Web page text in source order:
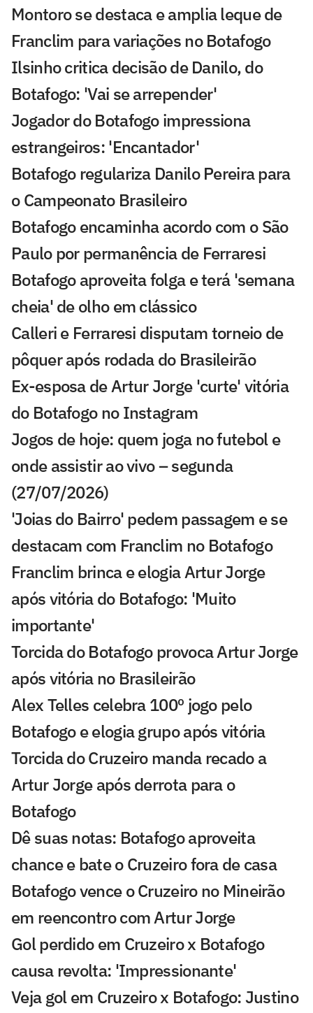
Montoro se destaca e amplia leque de
Franclim para variações no Botafogo
Ilsinho critica decisão de Danilo, do
Botafogo: 'Vai se arrepender'
Jogador do Botafogo impressiona
estrangeiros: 'Encantador'
Botafogo regulariza Danilo Pereira para
o Campeonato Brasileiro
Botafogo encaminha acordo com o São
Paulo por permanência de Ferraresi
Botafogo aproveita folga e terá 'semana
cheia' de olho em clássico
Calleri e Ferraresi disputam torneio de
pôquer após rodada do Brasileirão
Ex-esposa de Artur Jorge 'curte' vitória
do Botafogo no Instagram
Jogos de hoje: quem joga no futebol e
onde assistir ao vivo – segunda
(27/07/2026)
'Joias do Bairro' pedem passagem e se
destacam com Franclim no Botafogo
Franclim brinca e elogia Artur Jorge
após vitória do Botafogo: 'Muito
importante'
Torcida do Botafogo provoca Artur Jorge
após vitória no Brasileirão
Alex Telles celebra 100º jogo pelo
Botafogo e elogia grupo após vitória
Torcida do Cruzeiro manda recado a
Artur Jorge após derrota para o
Botafogo
Dê suas notas: Botafogo aproveita
chance e bate o Cruzeiro fora de casa
Botafogo vence o Cruzeiro no Mineirão
em reencontro com Artur Jorge
Gol perdido em Cruzeiro x Botafogo
causa revolta: 'Impressionante'
Veja gol em Cruzeiro x Botafogo: Justino